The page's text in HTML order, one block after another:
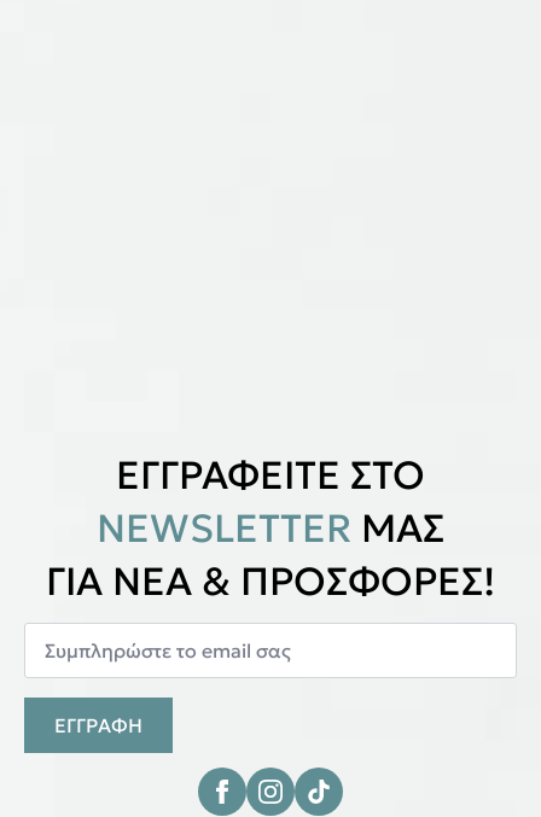
ΕΓΓΡΑΦΕΙΤΕ ΣΤΟ
NEWSLETTER ΜΑΣ
ΓΙΑ ΝΕΑ & ΠΡΟΣΦΟΡΕΣ!
ΕΓΓΡΑΦΗ